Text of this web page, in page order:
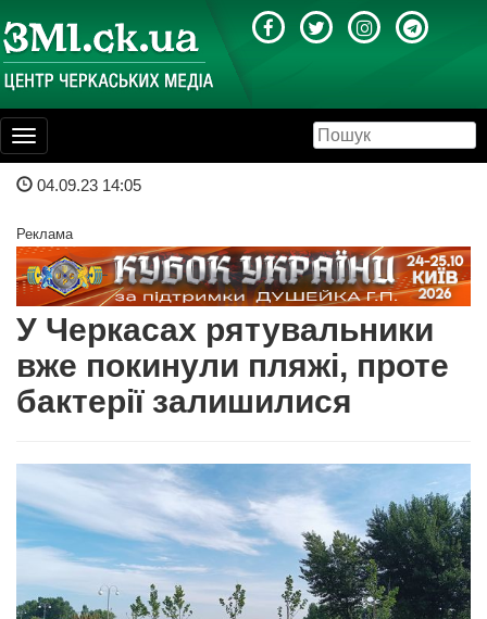
Toggle
navigation
04.09.23 14:05
Реклама
У Черкасах рятувальники
вже покинули пляжі, проте
бактерії залишилися